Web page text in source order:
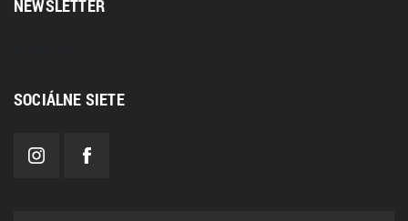
NEWSLETTER
SOCIÁLNE SIETE